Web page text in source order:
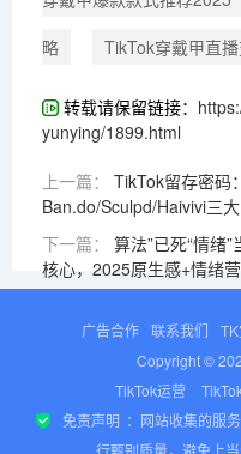
略
TikTok穿戴甲直
转载请保留链接：
yunying/1899.html
上一篇：
TikTok留存密码
Ban.do/Sculpd/Haivivi三
下一篇：
算法”已死“情绪
核心，2025原生感+情绪
广告合作 联系我们
Copyright ©
TikTok运营
免责声明 ：网站收集的服